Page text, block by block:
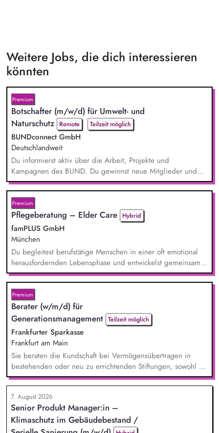
Weitere Jobs, die dich interessieren
könnten
Premium
Botschafter (m/w/d) für Umwelt- und
Naturschutz Remote Teilzeit möglich
BUNDconnect GmbH
Deutschlandweit
Du informierst aktiv über die Arbeit, Projekte und
Kampagnen des BUND. Du gewinnst neue Mitglieder und
stärkst damit langfristig den Umwelt- und Naturschutz. Du
beantwortest Fragen zu Umwelt-, Arten- und Klimaschutz nach
bestem Wissen und Gewissen. Du unterstützt Kampagnen
und Aktionen, beispielsweise durch das Sammeln von
Unterschriften für Petitionen.
Premium
Pflegeberatung – Elder Care Hybrid
famPLUS GmbH
München
Du begleitest berufstätige Menschen in einer oft emotional
herausfordernden Lebensphase und entwickelst gemeinsam
mit ihnen individuelle Lösungen. Zu deinen Aufgaben
gehören: Individuelle Beratung von pflegenden und
sorgenden Angehörigen, Case Management und Entwicklung
passgenauer Unterstützungslösungen, Vermittlung von Pflege-
und Unterstützungsangeboten, Planung und Durchführung
von Pro...
Premium
Berater (w/m/d) für
Generationsmanagement Teilzeit möglich
Frankfurter Sparkasse
Frankfurt am Main
Sie beraten die Kundschaft bei Vermögensübertragen in
bestehenden oder neu zu errichtenden Stiftungen, sowohl zu
Lebzeiten als auch im Rahmen der Nachlassplanung. Sie
übernehmen eigenverantwortlich alle relevanten Aufgaben
bei der Testamentsvollstreckung und Nachlassverwaltung. Sie
wirken aktiv an Werbemaßnahmen im Stiftungs- und
Nachlassmanagement mit, auch in kreativer Hinsicht.
7. August 2026
Senior Produkt Manager:in –
Klimaschutz im Gebäudebestand /